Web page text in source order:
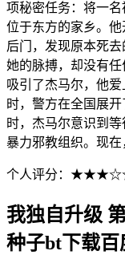
项秘密任务：将一
位于东方的家乡。
后门，发现原本死
她的脉搏，却没有
吸引了杰马尔，他
时，警方在全国展
时，杰马尔意识到
暴力邪教组织。现在
个人评分：
我独自升级
种子bt下载